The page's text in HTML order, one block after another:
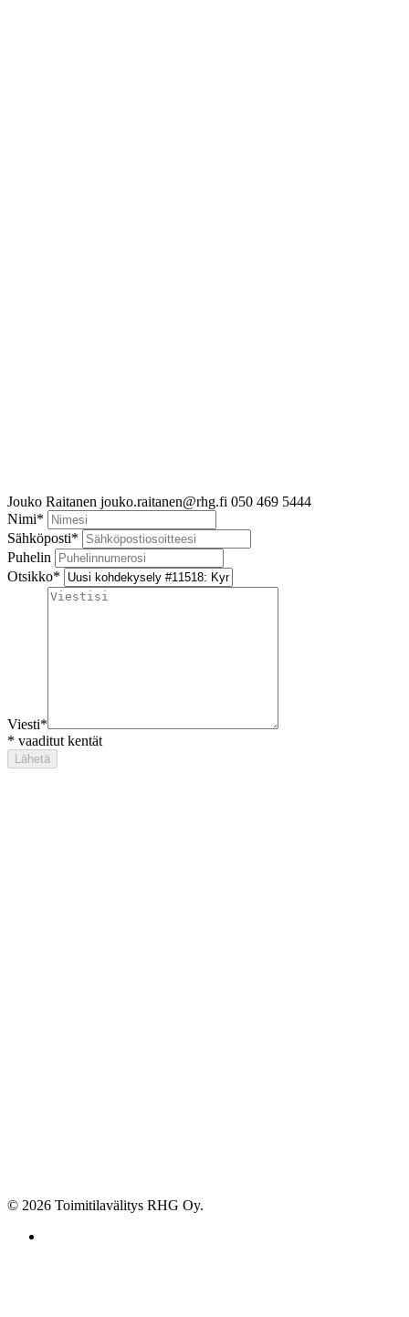
Jouko Raitanen jouko.raitanen@rhg.fi 050 469 5444
Nimi*
Sähköposti*
Puhelin
Otsikko*
Viesti*
* vaaditut kentät
© 2026 Toimitilavälitys RHG Oy.